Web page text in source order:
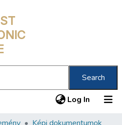
Search
Log In (current)